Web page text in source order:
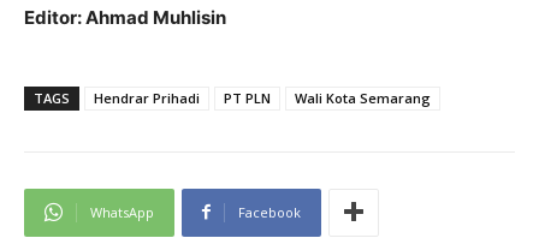
Editor: Ahmad Muhlisin
TAGS Hendrar Prihadi PT PLN Wali Kota Semarang
WhatsApp Facebook